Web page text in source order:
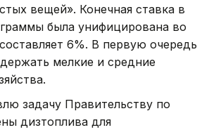
вещей». Конечная ставка в
была унифицирована во
6%. В первую очередь
мелкие и средние
задачу Правительству по
дизтоплива для